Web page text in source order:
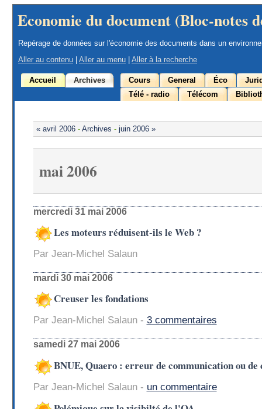
Economie du document (Bloc-notes
Repérage de données sur l'économie des documents dans un
Aller au contenu
Aller au menu Aller à la recherche
Accueil Archives Cours General Éco
Télé - radio
Télécom
« avril 2006- Archives - juin 2006 »
mai 2006
mercredi 31 mai 2006
Les moteurs réduisent-ils le Web ?
Par Jean-Michel Salaun
mardi 30 mai 2006
Creuser les fondations
Par Jean-Michel Salaun - 3 commentaires
samedi 27 mai 2006
BNUE, Quaero : erreur de communication ou de
Par Jean-Michel Salaun - un commentaire